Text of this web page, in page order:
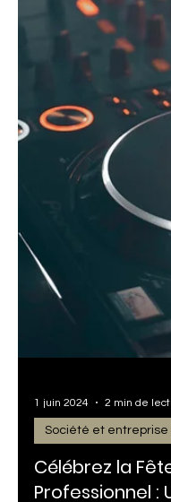
17 juin 2024 3 min de
Société et entreprise
Amplifiez
Organisateurs
Dans l'univers
détail compte pour